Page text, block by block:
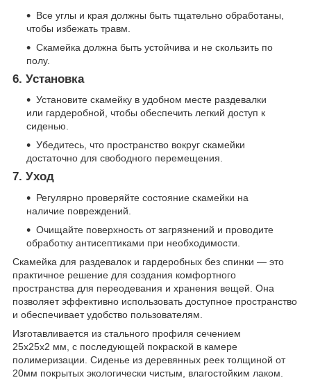
Все углы и края должны быть тщательно обработаны,
чтобы избежать травм.
Скамейка должна быть устойчива и не скользить по
полу.
6. Установка
Установите скамейку в удобном месте раздевалки
или гардеробной, чтобы обеспечить легкий доступ к
сиденью.
Убедитесь, что пространство вокруг скамейки
достаточно для свободного перемещения.
7. Уход
Регулярно проверяйте состояние скамейки на
наличие повреждений.
Очищайте поверхность от загрязнений и проводите
обработку антисептиками при необходимости.
Скамейка для раздевалок и гардеробных без спинки — это
практичное решение для создания комфортного
пространства для переодевания и хранения вещей. Она
позволяет эффективно использовать доступное пространство
и обеспечивает удобство пользователям.
Изготавливается из стального профиля сечением
25х25х2 мм, с последующей покраской в камере
полимеризации. Сиденье из деревянных реек толщиной от
20мм покрытых экологически чистым, влагостойким лаком.